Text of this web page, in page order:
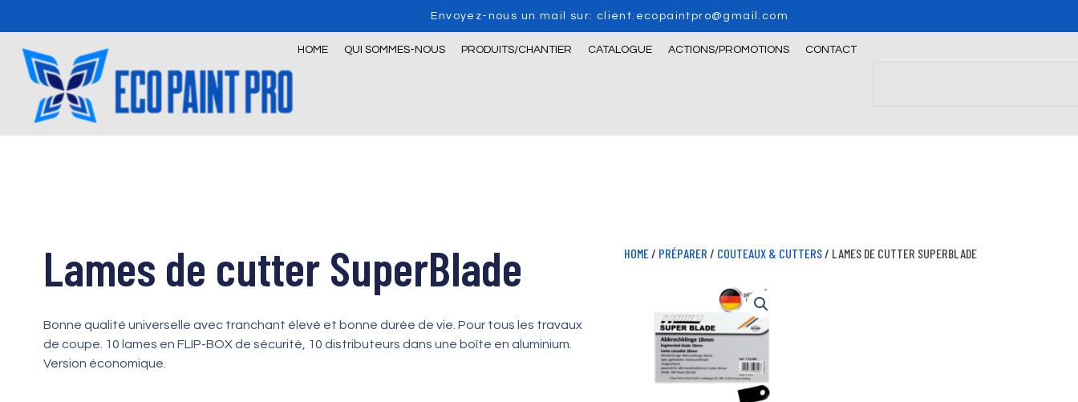
to
content
Envoyez-nous un mail sur: client.ecopaintpro@gmail.com
HOME QUI SOMMES-NOUS PRODUITS/CHANTIER CATALOGUE ACTIONS/PROMOTIONS CONTACT
Lames de cutter SuperBlade
Bonne qualité universelle avec tranchant élevé et bonne durée de vie. Pour tous les travaux
de coupe. 10 lames en FLIP-BOX de sécurité, 10 distributeurs dans une boîte en aluminium.
Version économique.
HOME/ PRÉPARER / COUTEAUX & CUTTERS/ LAMES DE CUTTER SUPERBLADE